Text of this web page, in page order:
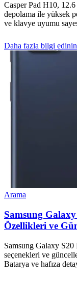
Casper Pad H10,
depolama ile yüksek
ve klavye uyumu
Daha fazla bilgi edinin
Arama
Samsung
Özellikleri ve
Samsung Galaxy
seçenekleri ve
Batarya ve hafıza